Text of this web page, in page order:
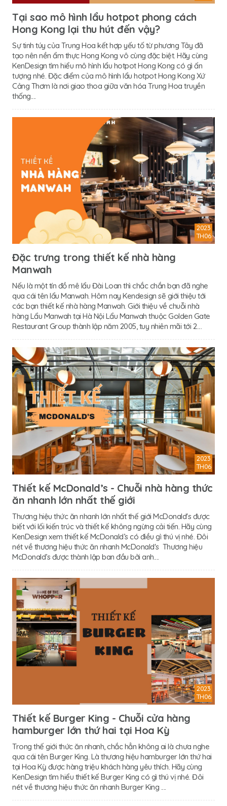
Tại sao mô hình lẩu hotpot phong cách
Hong Kong lại thu hút đến vậy?
Sự tinh túy của Trung Hoa kết hợp yếu tố từ phương Tây đã
tạo nên nền ẩm thực Hong Kong vô cùng đặc biệt. Hãy cùng
KenDesign tìm hiểu mô hình lẩu hotpot Hong Kong có gì ấn
tượng nhé. Đặc điểm của mô hình lẩu hotpot Hong Kong Xứ
Cảng Thơm là nơi giao thoa giữa văn hóa Trung Hoa truyền
thống....
2023
TH06
Đặc trưng trong thiết kế nhà hàng
Manwah
Nếu là một tín đồ mê lẩu Đài Loan thì chắc chắn bạn đã nghe
qua cái tên lẩu Manwah. Hôm nay Kendesign sẽ giới thiệu tới
các bạn thiết kế nhà hàng Manwah. Giới thiệu về chuỗi nhà
hàng Lẩu Manwah tại Hà Nội Lẩu Manwah thuộc Golden Gate
Restaurant Group thành lập năm 2005, tuy nhiên mãi tới 2....
2023
TH06
Thiết kế McDonald’s - Chuỗi nhà hàng thức
ăn nhanh lớn nhất thế giới
Thương hiệu thức ăn nhanh lớn nhất thế giới McDonald's được
biết với lối kiến trúc và thiết kế không ngừng cải tiến. Hãy cùng
KenDesign xem thiết kế McDonald’s có điều gì thú vị nhé. Đôi
nét về thương hiệu thức ăn nhanh McDonald's Thương hiệu
McDonald’s được thành lập ban đầu bởi anh....
2023
TH06
Thiết kế Burger King - Chuỗi cửa hàng
hamburger lớn thứ hai tại Hoa Kỳ
Trong thế giới thức ăn nhanh, chắc hẳn không ai là chưa nghe
qua cái tên Burger King. Là thương hiệu hamburger lớn thứ hai
tại Hoa Kỳ được hàng triệu khách hàng yêu thích. Hãy cùng
KenDesign tìm hiểu thiết kế Burger King có gì thú vị nhé. Đôi
nét về thương hiệu thức ăn nhanh Burger King ....